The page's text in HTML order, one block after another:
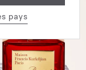
pays